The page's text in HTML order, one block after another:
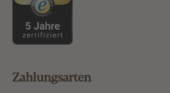
Zahlungsarten